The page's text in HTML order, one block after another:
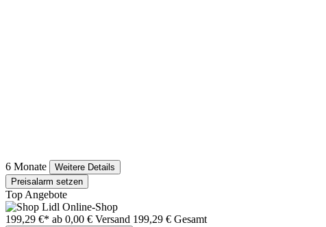
6 Monate
Weitere Details
Preisalarm setzen
Top Angebote
199,29 €* ab 0,00 € Versand 199,29 € Gesamt